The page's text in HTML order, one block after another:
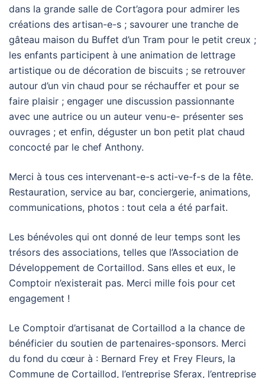
dans la grande salle de Cort’agora pour admirer les
créations des artisan-e-s ; savourer une tranche de
gâteau maison du Buffet d’un Tram pour le petit creux ;
les enfants participent à une animation de lettrage
artistique ou de décoration de biscuits ; se retrouver
autour d’un vin chaud pour se réchauffer et pour se
faire plaisir ; engager une discussion passionnante
avec une autrice ou un auteur venu-e- présenter ses
ouvrages ; et enfin, déguster un bon petit plat chaud
concocté par le chef Anthony.
Merci à tous ces intervenant-e-s acti-ve-f-s de la fête.
Restauration, service au bar, conciergerie, animations,
communications, photos : tout cela a été parfait.
Les bénévoles qui ont donné de leur temps sont les
trésors des associations, telles que l’Association de
Développement de Cortaillod. Sans elles et eux, le
Comptoir n’existerait pas. Merci mille fois pour cet
engagement !
Le Comptoir d’artisanat de Cortaillod a la chance de
bénéficier du soutien de partenaires-sponsors. Merci
du fond du cœur à : Bernard Frey et Frey Fleurs, la
Commune de Cortaillod, l’entreprise Sferax, l’entreprise